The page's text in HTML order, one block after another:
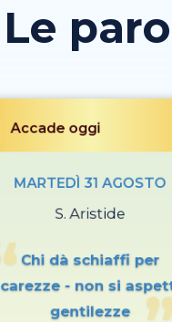
Le
Accade oggi
MARTEDÌ 31 AGOSTO
S. Aristide
Chi dà schiaffi per
carezze - non si
gentilezze